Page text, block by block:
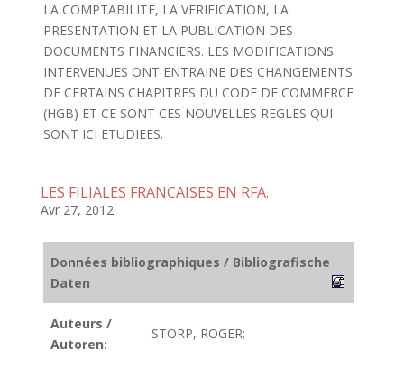
LA COMPTABILITE, LA VERIFICATION, LA
PRESENTATION ET LA PUBLICATION DES
DOCUMENTS FINANCIERS. LES MODIFICATIONS
INTERVENUES ONT ENTRAINE DES CHANGEMENTS
DE CERTAINS CHAPITRES DU CODE DE COMMERCE
(HGB) ET CE SONT CES NOUVELLES REGLES QUI
SONT ICI ETUDIEES.
LES FILIALES FRANCAISES EN RFA.
Avr 27, 2012
Données bibliographiques / Bibliografische
Daten
Auteurs /
Autoren:
STORP, ROGER;